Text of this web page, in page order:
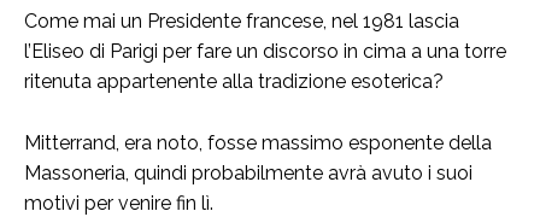
Come mai un Presidente francese, nel 1981 lascia
l’Eliseo di Parigi per fare un discorso in cima a una torre
ritenuta appartenente alla tradizione esoterica?
Mitterrand, era noto, fosse massimo esponente della
Massoneria, quindi probabilmente avrà avuto i suoi
motivi per venire fin lì.